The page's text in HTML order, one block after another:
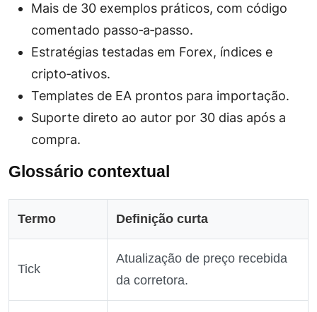
Mais de 30 exemplos práticos, com código
comentado passo‑a‑passo.
Estratégias testadas em Forex, índices e
cripto‑ativos.
Templates de EA prontos para importação.
Suporte direto ao autor por 30 dias após a
compra.
Glossário contextual
Termo Definição curta
Tick
Atualização de preço recebida
da corretora.